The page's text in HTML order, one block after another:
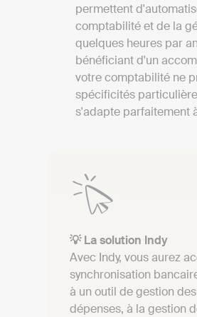
permettent
comptabilité et de la
quelques heures par
bénéficiant d'un
votre comptabilité ne
spécificités
s'adapte parfaitement
💡 La solution Indy
Avec Indy, vous aurez
synchronisation
à un outil de gestion
dépenses, à la gestion